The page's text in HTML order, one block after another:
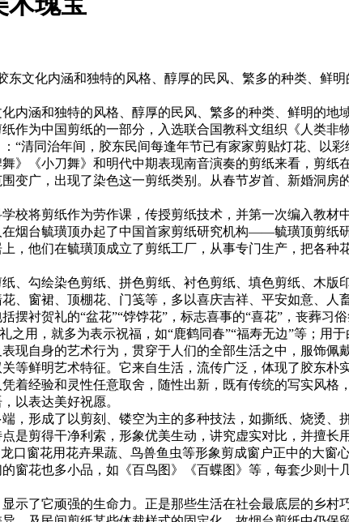
文化内涵和独特的风格、醇厚的民风、繁多的种类、鲜
内涵和独特的风格、醇厚的民风、繁多的种类、鲜明的
作为中国剪纸的一部分，入选联合国教科文组织《人类非
“清同治年间，胶东民间每逢年节已有家家剪贴灯花、以
》《小刀舞》和明代中期表现南音演奏的剪纸来看，剪纸
变广，出现了染色这一剪纸类别。从春节岁首、新婚洞
校将剪纸作为劳作课，传授剪纸技术，并第一次编入教
烟台毓璜顶办起了中国首家剪纸研究机构——毓璜顶剪纸
，他们在毓璜顶成立了剪纸工厂，从事专门生产，把各种
、勾绘染色剪纸、拼色剪纸、衬色剪纸、填色剪纸、木版
、窗裙、顶棚花、门笺等，多以喜庆吉祥、平安如意、人
摆衬贺礼的“盆花”“饽饽花”，标志喜事的“喜花”，丧葬习
之用，就多为表示祝福，如“鹿鹤同春”“福寿无边”等；用
现自身的艺术行为，贯穿于人们的全部生活之中，服饰佩
等鲜明艺术特征。它来自生活，流传广泛，体现了胶东
着经验和灵性任意取舍，随性出新，既有传统的写实风格
以表达美好祝愿。
，形成了以剪刻、镂空为主的多种技法，如撕纸、烧烫、
是剪得干净利索，形象优美生动，讲究虚实对比，并擅
口窗花用花卉果蔬、鸟兽鱼虫等形象剪成窗户正中的大
窗花也多小品，如《百鸟图》《百蝶图》等，每套少则
示了它顽强的生命力。正是那些生活在社会最底层的乡村